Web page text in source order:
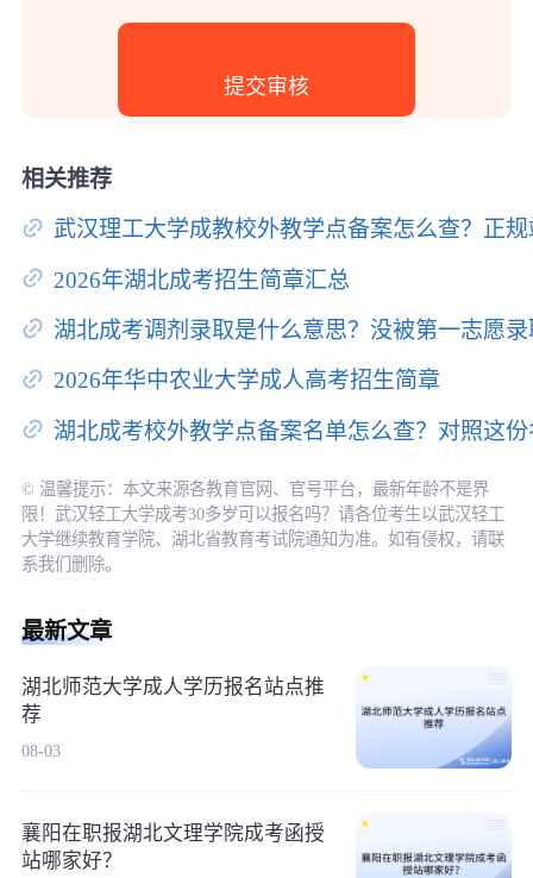
相关推荐
武汉理工大学成教校外教学点备案怎么查？正
2026年湖北成考招生简章汇总
湖北成考调剂录取是什么意思？没被第一志愿
2026年华中农业大学成人高考招生简章
湖北成考校外教学点备案名单怎么查？对照这
© 温馨提示：本文来源各教育官网、官号平台，最新年龄不是界
限！武汉轻工大学成考30多岁可以报名吗？请各位考生以武汉轻工
大学继续教育学院、湖北省教育考试院通知为准。如有侵权，请联
系我们删除。
最新文章
湖北师范大学成人学历报名站点推
荐
08-03
襄阳在职报湖北文理学院成考函授
站哪家好？